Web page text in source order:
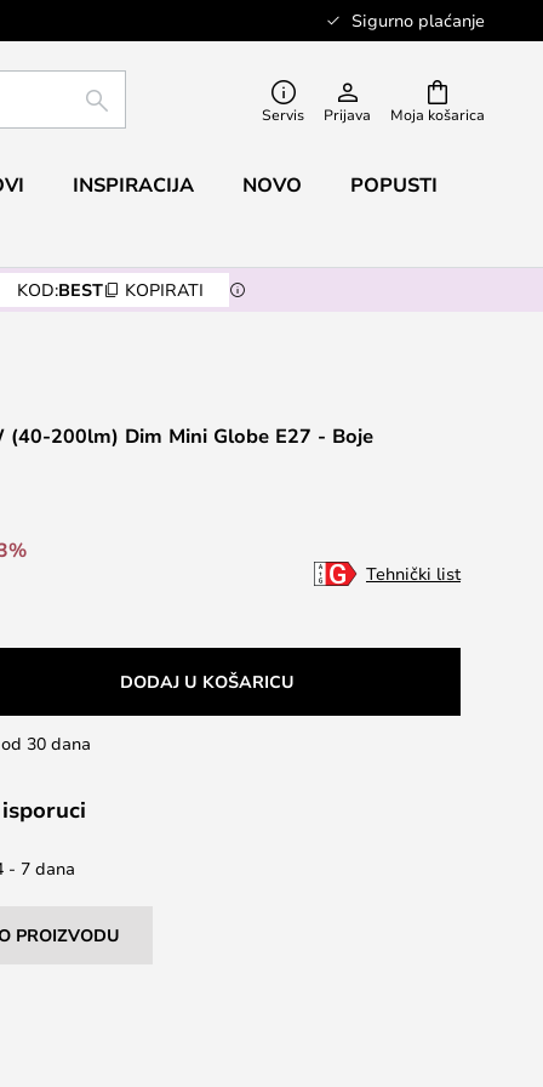
Sigurno plaćanje
Moja košarica
TRAŽI Servis Prijava
INSPIRACIJA NOVO POPUSTI
KOD:BEST KOPIRATI
(40-200lm) Dim Mini Globe E27 - Boje
Tehnički list
DODAJ U KOŠARICU
30 dana
- 7 dana
PROIZVODU